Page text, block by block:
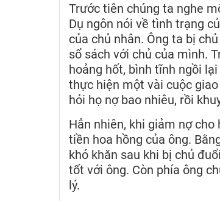
Trước tiên chúng ta nghe
Dụ ngôn nói về tình trạng
của chủ nhân. Ông ta bị
sổ sách với chủ của mình.
hoảng hốt, bình tĩnh ngồi
thực hiện một vài cuộc
hỏi họ nợ bao nhiêu, rồi
Hẳn nhiên, khi giảm nợ
tiền hoa hồng của ông.
khó khăn sau khi bị chủ
tốt với ông. Còn phía ông
lý.